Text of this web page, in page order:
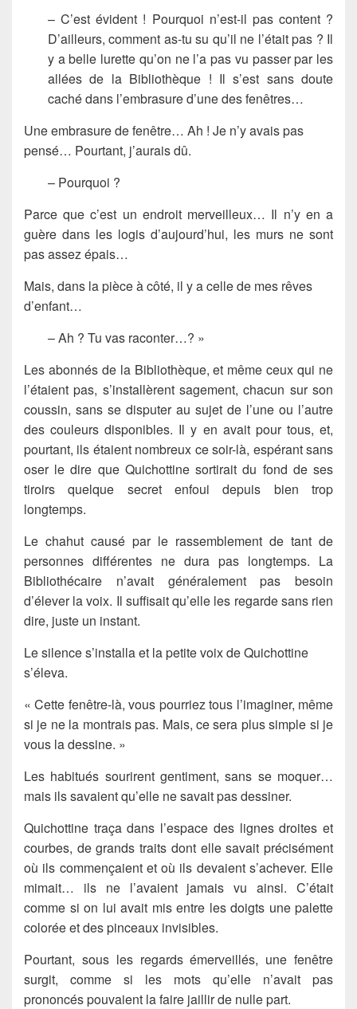
– C’est évident ! Pourquoi n’est-il pas content ?
D’ailleurs, comment as-tu su qu’il ne l’était pas ? Il
y a belle lurette qu’on ne l’a pas vu passer par les
allées de la Bibliothèque ! Il s’est sans doute
caché dans l’embrasure d’une des fenêtres…
Une embrasure de fenêtre… Ah ! Je n’y avais pas
pensé… Pourtant, j’aurais dû.
– Pourquoi ?
Parce que c’est un endroit merveilleux… Il n’y en a
guère dans les logis d’aujourd’hui, les murs ne sont
pas assez épais…
Mais, dans la pièce à côté, il y a celle de mes rêves
d’enfant…
– Ah ? Tu vas raconter…? »
Les abonnés de la Bibliothèque, et même ceux qui ne
l’étaient pas, s’installèrent sagement, chacun sur son
coussin, sans se disputer au sujet de l’une ou l’autre
des couleurs disponibles. Il y en avait pour tous, et,
pourtant, ils étaient nombreux ce soir-là, espérant sans
oser le dire que Quichottine sortirait du fond de ses
tiroirs quelque secret enfoui depuis bien trop
longtemps.
Le chahut causé par le rassemblement de tant de
personnes différentes ne dura pas longtemps. La
Bibliothécaire n’avait généralement pas besoin
d’élever la voix. Il suffisait qu’elle les regarde sans rien
dire, juste un instant.
Le silence s’installa et la petite voix de Quichottine
s’éleva.
« Cette fenêtre-là, vous pourriez tous l’imaginer, même
si je ne la montrais pas. Mais, ce sera plus simple si je
vous la dessine. »
Les habitués sourirent gentiment, sans se moquer…
mais ils savaient qu’elle ne savait pas dessiner.
Quichottine traça dans l’espace des lignes droites et
courbes, de grands traits dont elle savait précisément
où ils commençaient et où ils devaient s’achever. Elle
mimait… ils ne l’avaient jamais vu ainsi. C’était
comme si on lui avait mis entre les doigts une palette
colorée et des pinceaux invisibles.
Pourtant, sous les regards émerveillés, une fenêtre
surgit, comme si les mots qu’elle n’avait pas
prononcés pouvaient la faire jaillir de nulle part.